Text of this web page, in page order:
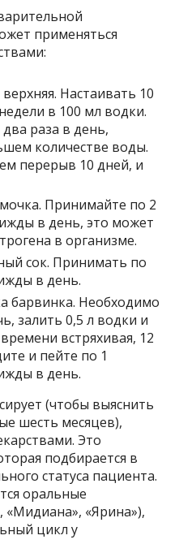
применяться
Настаивать 10
в 100 мл водки.
раза в день,
количестве воды.
перерыв 10 дней, и
Принимайте по 2
в день, это может
в организме.
сок. Принимать по
в день.
барвинка. Необходимо
залить 0,5 л водки и
встряхивая, 12
и пейте по 1
в день.
(чтобы выяснить
шесть месяцев),
Это
подбирается в
статуса пациента.
оральные
«Ярина»),
цикл у